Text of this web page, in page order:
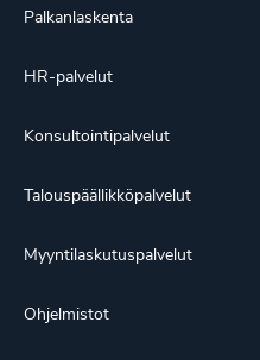
Palkanlaskenta
HR-palvelut
Konsultointipalvelut
Talouspäällikköpalvelut
Myyntilaskutuspalvelut
Ohjelmistot